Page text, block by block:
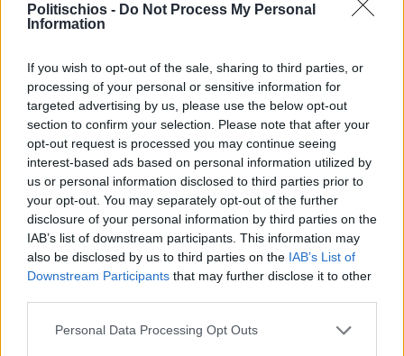
Politischios - Do Not Process My Personal
Information
If you wish to opt-out of the sale, sharing to third parties, or
processing of your personal or sensitive information for
targeted advertising by us, please use the below opt-out
section to confirm your selection. Please note that after your
opt-out request is processed you may continue seeing
interest-based ads based on personal information utilized by
us or personal information disclosed to third parties prior to
your opt-out. You may separately opt-out of the further
disclosure of your personal information by third parties on the
IAB’s list of downstream participants. This information may
also be disclosed by us to third parties on the IAB’s List of
Downstream Participants that may further disclose it to other
Personal Data Processing Opt Outs
Πριν 5 ημέρες
70 χρόνια ιστορίας και συγκίνησης για το
Ανδρεάδειο Γυμνάσιο Βροντάδου